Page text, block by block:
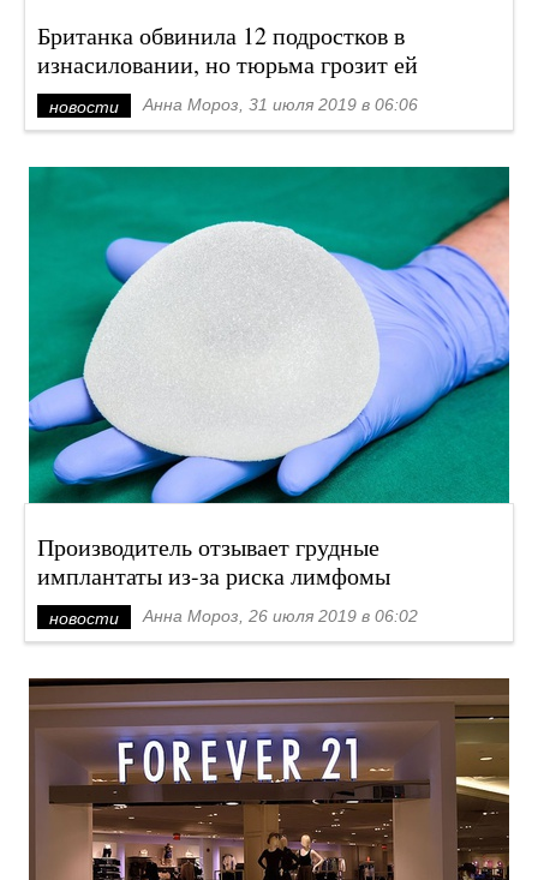
Британка обвинила 12 подростков в
изнасиловании, но тюрьма грозит ей
новости Анна Мороз, 31 июля 2019 в 06:06
Производитель отзывает грудные
имплантаты из-за риска лимфомы
новости Анна Мороз, 26 июля 2019 в 06:02